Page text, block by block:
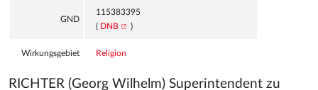
GND
115383395
( DNB )
Wirkungsgebiet Religion
RICHTER (Georg Wilhelm) Superintendent zu